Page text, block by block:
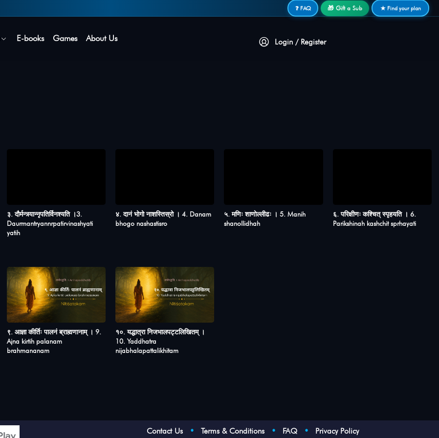
❓ FAQ 🎁 Gift a Sub ★ Find your plan
E-books Games About Us Login / Register
३. दौर्मन्त्र्यान्नृपतिर्विनश्यति ।3.
Daurmantryannrpatirvinashyati
yatih
४. दानं भोगो नाशस्तिस्रो । 4. Danam
bhogo nashastisro
५. मणिः शाणोल्लीढः । 5. Manih
shanollidhah
६. परिक्षीणः कश्चित् स्पृहयति । 6.
Parikshinah kashchit sprhayati
९. आज्ञा कीर्तिः पालनं ब्राह्मणानाम् । 9.
Ajna kirtih palanam
brahmananam
१०. यद्धात्रा निजभालपट्टलिखितम् ।
10. Yaddhatra
nijabhalapattalikhitam
Contact Us •Terms & Conditions • FAQ • Privacy Policy